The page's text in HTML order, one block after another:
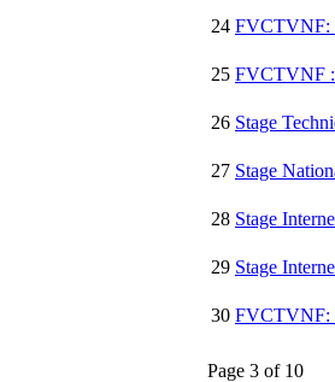
24 FVCTVNF:
25 FVCTVNF :
26 Stage
27 Stage
28 Stage
29 Stage
30 FVCTVNF:
Page 3 of 10